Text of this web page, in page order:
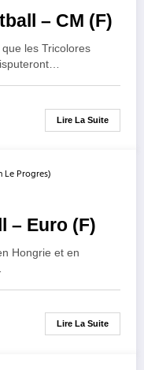
– CM (F)
les Tricolores
Lire La Suite
– Euro (F)
Hongrie et en
Lire La Suite